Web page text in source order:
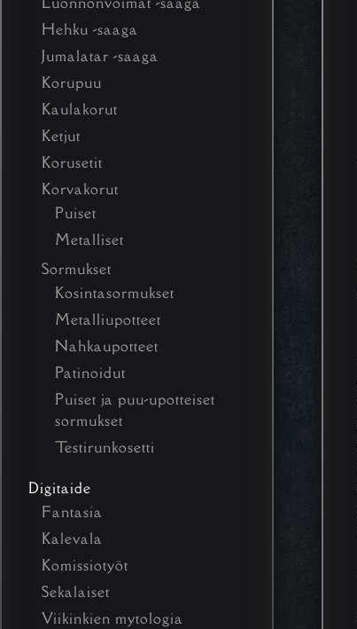
Hehku -saaga
Jumalatar -saaga
Korupuu
Kaulakorut
Ketjut
Korusetit
Korvakorut
Puiset
Metalliset
Sormukset
Kosintasormukset
Metalliupotteet
Nahkaupotteet
Patinoidut
Puiset ja puu-upotteiset
sormukset
Testirunkosetti
Digitaide
Fantasia
Kalevala
Komissiotyöt
Sekalaiset
Viikinkien mytologia